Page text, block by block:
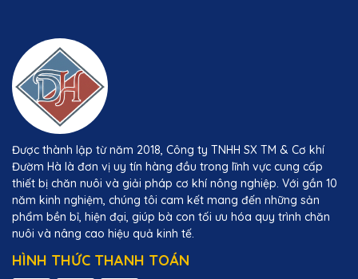
Được thành lập từ năm 2018, Công ty TNHH SX TM & Cơ khí
Đườm Hà là đơn vị uy tín hàng đầu trong lĩnh vực cung cấp
thiết bị chăn nuôi và giải pháp cơ khí nông nghiệp. Với gần 10
năm kinh nghiệm, chúng tôi cam kết mang đến những sản
phẩm bền bỉ, hiện đại, giúp bà con tối ưu hóa quy trình chăn
nuôi và nâng cao hiệu quả kinh tế.
HÌNH THỨC THANH TOÁN